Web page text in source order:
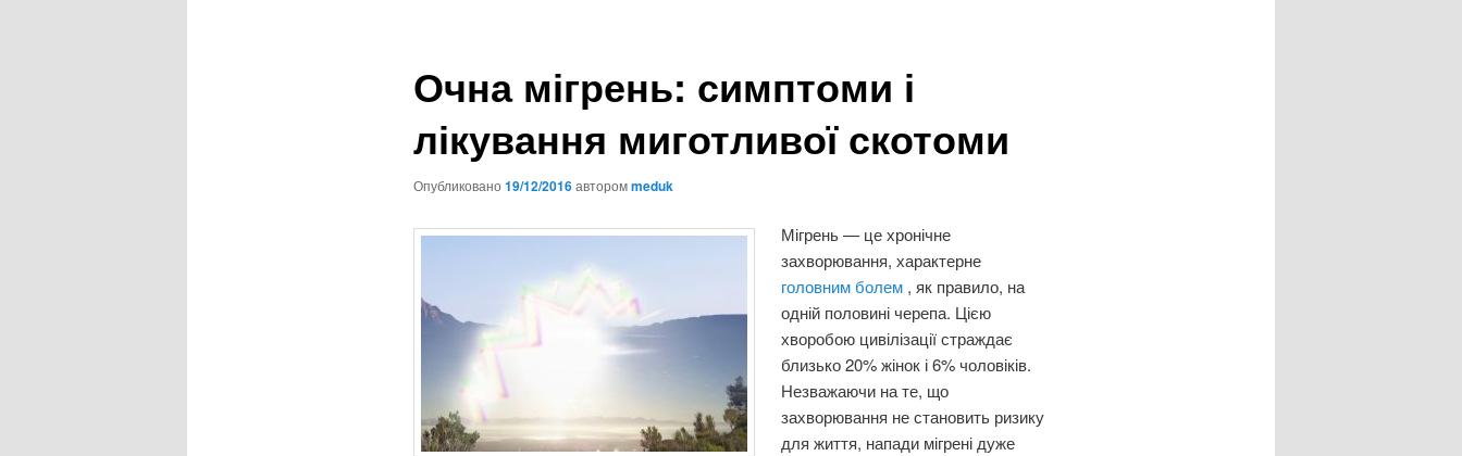
Очна мігрень: симптоми і
лікування миготливої ​​скотоми
Опубликовано 19/12/2016авторомmeduk
Мігрень — це хронічне
захворювання, характерне
головним болем , як правило, на
одній половині черепа. Цією
хворобою цивілізації страждає
близько 20% жінок і 6% чоловіків.
Незважаючи на те, що
захворювання не становить ризику
для життя, напади мігрені дуже